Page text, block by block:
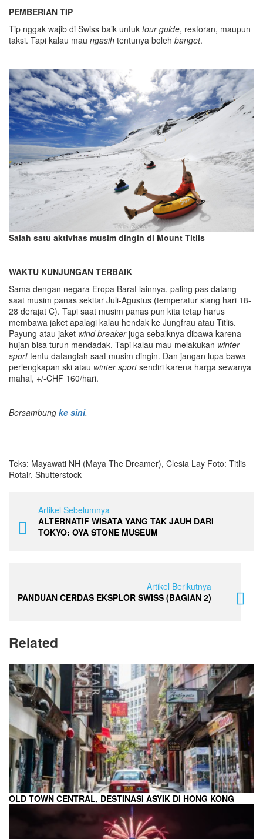
PEMBERIAN TIP
Tip nggak wajib di Swiss baik untuk tour guide, restoran, maupun
taksi. Tapi kalau mau ngasih tentunya boleh banget.
Salah satu aktivitas musim dingin di Mount Titlis
WAKTU KUNJUNGAN TERBAIK
Sama dengan negara Eropa Barat lainnya, paling pas datang
saat musim panas sekitar Juli-Agustus (temperatur siang hari 18-
28 derajat C). Tapi saat musim panas pun kita tetap harus
membawa jaket apalagi kalau hendak ke Jungfrau atau Titlis.
Payung atau jaket wind breakerjuga sebaiknya dibawa karena
hujan bisa turun mendadak. Tapi kalau mau melakukan winter
sporttentu datanglah saat musim dingin. Dan jangan lupa bawa
perlengkapan ski atau winter sportsendiri karena harga sewanya
mahal, +/-CHF 160/hari.
Bersambung ke sini.
Teks: Mayawati NH (Maya The Dreamer), Clesia Lay Foto: Titlis
Rotair, Shutterstock
Artikel Sebelumnya
ALTERNATIF WISATA YANG TAK JAUH DARI
TOKYO: OYA STONE MUSEUM
Artikel Berikutnya
PANDUAN CERDAS EKSPLOR SWISS (BAGIAN 2)
Related
OLD TOWN CENTRAL, DESTINASI ASYIK DI HONG KONG